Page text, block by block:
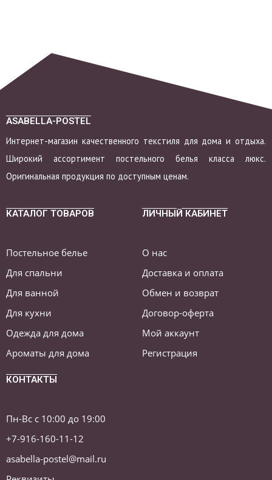
ASABELLA-POSTEL
Интернет-магазин качественного текстиля для дома и отдыха.
Широкий ассортимент постельного белья класса люкс.
Оригинальная продукция по доступным ценам.
КАТАЛОГ ТОВАРОВ
Постельное белье
Для спальни
Для ванной
Для кухни
Одежда для дома
Ароматы для дома
ЛИЧНЫЙ КАБИНЕТ
О нас
Доставка и оплата
Обмен и возврат
Договор-оферта
Мой аккаунт
Регистрация
КОНТАКТЫ
Пн-Вс с 10:00 до 19:00
+7-916-160-11-12
asabella-postel@mail.ru